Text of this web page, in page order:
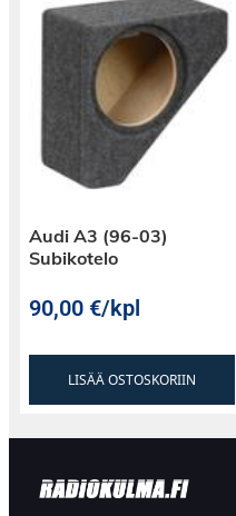
Audi A3 (96-03)
Subikotelo
90,00€/kpl
LISÄÄ OSTOSKORIIN